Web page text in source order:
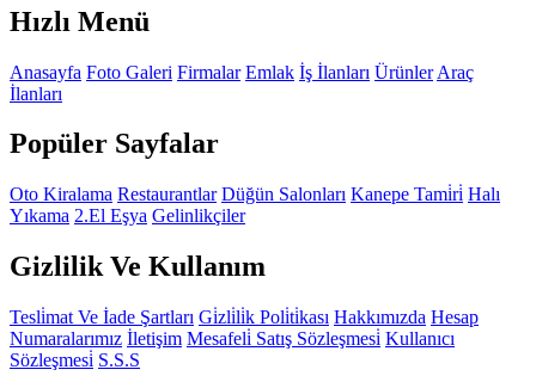
Hızlı Menü
Anasayfa Foto Galeri Firmalar Emlak İş İlanları Ürünler Araç
İlanları
Popüler Sayfalar
Oto Kiralama Restaurantlar Düğün Salonları Kanepe Tami̇ri̇ Halı
Yıkama 2.El Eşya Gelinlikçiler
Gizlilik Ve Kullanım
Tesli̇mat Ve İade Şartları Gi̇zli̇li̇k Poli̇ti̇kası Hakkımızda Hesap
Numaralarımız İletişim Mesafeli̇ Satış Sözleşmesi̇ Kullanıcı
Sözleşmesi̇ S.S.S